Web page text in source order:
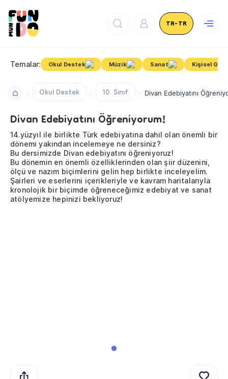
TR-TR
Temalar: Okul Destek Müzik Sanat Kişisel
Okul Destek 10. Sınıf Divan Edebiyatını
Divan Edebiyatını Öğreniyorum!
14.yüzyıl ile birlikte Türk edebiyatına dahil olan önemli bir
dönemi yakından incelemeye ne dersiniz?
Bu dersimizde Divan edebiyatını öğreniyoruz!
Bu dönemin en önemli özelliklerinden olan şiir düzenini,
ölçü ve nazım biçimlerini gelin hep birlikte inceleyelim.
Şairleri ve eserlerini içerikleriyle ve kavram haritalarıyla
kronolojik bir biçimde öğreneceğimiz edebiyat ve sanat
atölyemize hepinizi bekliyoruz!